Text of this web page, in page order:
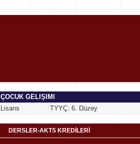
ÇOCUK GELIŞIMI
Lisans
TYYÇ: 6. Düzey
DERSLER-AKTS KREDİLERİ